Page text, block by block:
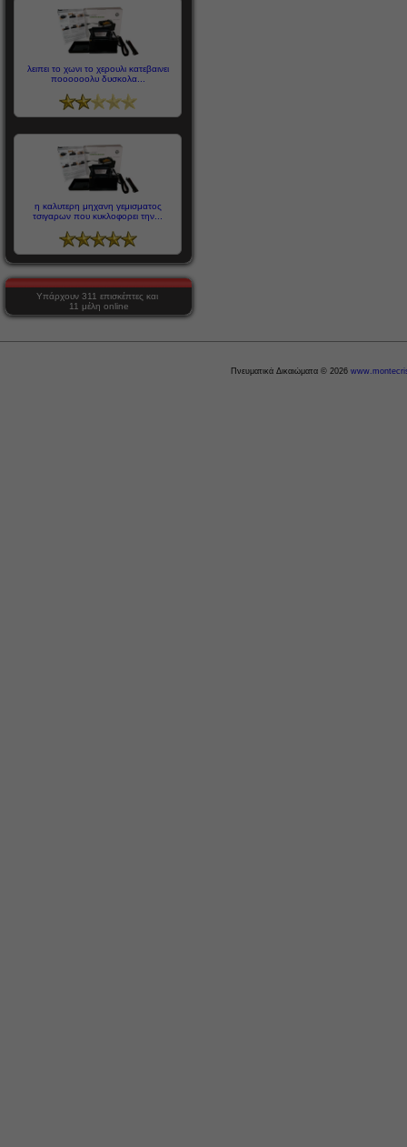
λειπει το χωνι το χερουλι κατεβαινει
ποοοοοολυ δυσκολα...
η καλυτερη μηχανη γεμισματος
τσιγαρων που κυκλοφορει την...
Υπάρχουν 311 επισκέπτες και
11 μέλη online
Πνευματικά Δικαιώματα © 2026